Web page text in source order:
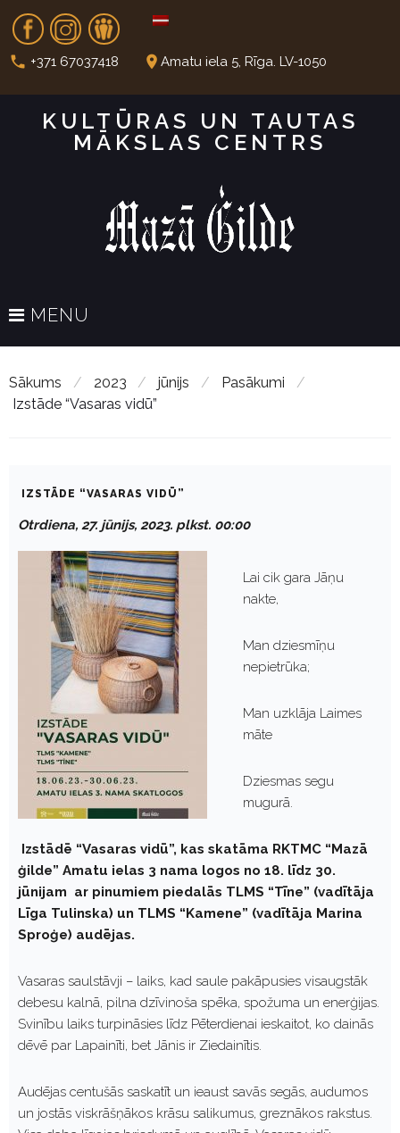
t
Fb In Dr
call +371 67037418 place Amatu iela 5, Rīga. LV-1050
KULTŪRAS UN TAUTAS
MĀKSLAS CENTRS
MENU
Sākums / 2023 / jūnijs / Pasākumi
/
Izstāde “Vasaras vidū”
IZSTĀDE “VASARAS VIDŪ”
Otrdiena, 27. jūnijs, 2023. plkst. 00:00
Lai cik gara Jāņu
nakte,
Man dziesmīņu
nepietrūka;
Man uzklāja Laimes
māte
Dziesmas segu
mugurā.
Izstādē “Vasaras vidū”, kas skatāma RKTMC “Mazā
ģilde” Amatu ielas 3 nama logos no 18. līdz 30.
jūnijam ar pinumiem piedalās TLMS “Tīne” (vadītāja
Līga Tulinska) un TLMS “Kamene” (vadītāja Marina
Sproģe) audējas.
Vasaras saulstāvji – laiks, kad saule pakāpusies visaugstāk
debesu kalnā, pilna dzīvinoša spēka, spožuma un enerģijas.
Svinību laiks turpināsies līdz Pēterdienai ieskaitot, ko dainās
dēvē par Lapainīti, bet Jānis ir Ziedainītis.
Audējas centušās saskatīt un ieaust savās segās, audumos
un jostās viskrāšņākos krāsu salikumus, greznākos rakstus.